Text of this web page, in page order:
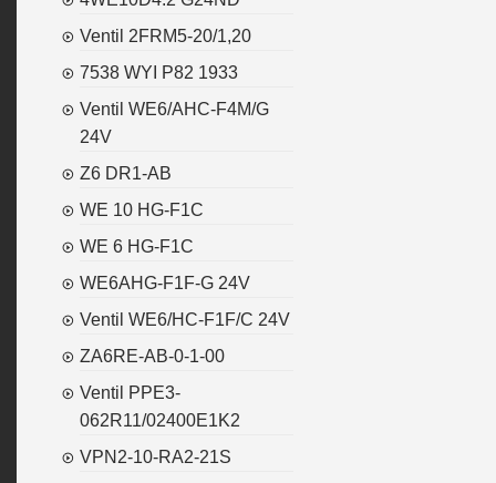
Ventil 2FRM5-20/1,20
7538 WYI P82 1933
Ventil WE6/AHC-F4M/G
24V
Z6 DR1-AB
WE 10 HG-F1C
WE 6 HG-F1C
WE6AHG-F1F-G 24V
Ventil WE6/HC-F1F/C 24V
ZA6RE-AB-0-1-00
Ventil PPE3-
062R11/02400E1K2
VPN2-10-RA2-21S